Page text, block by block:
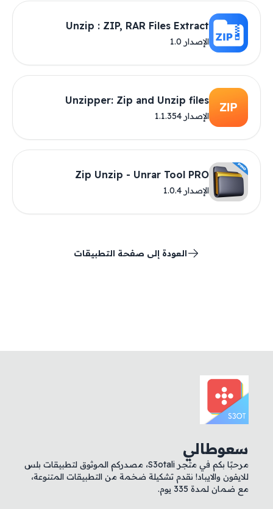
Unzip : ZIP, RAR Files Extract
الإصدار 1.0
Unzipper: Zip and Unzip files
الإصدار 1.1.354
Zip Unzip - Unrar Tool PRO
الإصدار 1.0.4
العودة إلى صفحة التطبيقات
سعوطالي
مرحبًا بكم في متجر S3otali، مصدركم الموثوق لتطبيقات بلس
للايفون والايباد! نقدم تشكيلة ضخمة من التطبيقات المتنوعة،
مع ضمان لمدة 335 يوم.